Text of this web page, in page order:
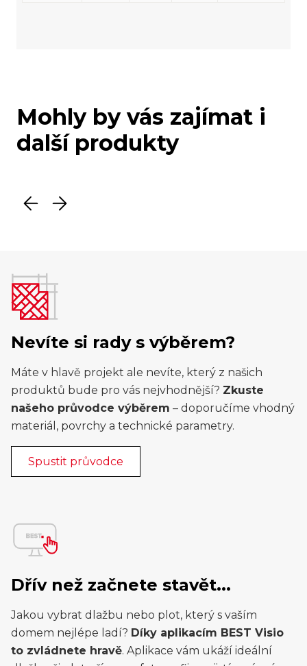
Mohly by vás zajímat i
další produkty
Nevíte si rady s výběrem?
Máte v hlavě projekt ale nevíte, který z našich
produktů bude pro vás nejvhodnější? Zkuste
našeho průvodce výběrem – doporučíme vhodný
materiál, povrchy a technické parametry.
Spustit průvodce
Dřív než začnete stavět...
Jakou vybrat dlažbu nebo plot, který s vaším
domem nejlépe ladí? Díky aplikacím BEST Visio
to zvládnete hravě. Aplikace vám ukáží ideální